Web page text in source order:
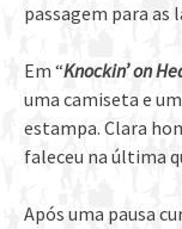
passagem para as
Em “Knockin’ on
uma camiseta e
estampa. Clara
faleceu na última
Após uma pausa